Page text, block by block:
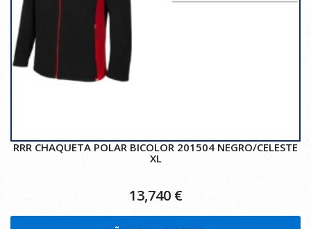
RRR CHAQUETA POLAR BICOLOR 201504 NEGRO/CELESTE
XL
13,740€